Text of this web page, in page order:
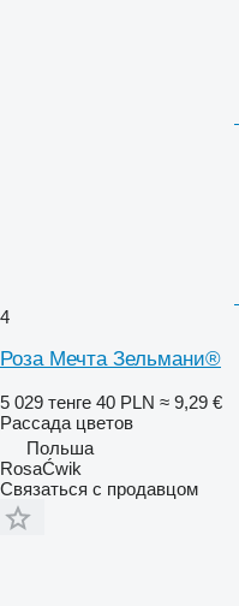
4
Роза Мечта Зельмани®
5 029 тенге 40 PLN ≈ 9,29 €
Рассада цветов
Польша
RosaĆwik
Связаться с продавцом